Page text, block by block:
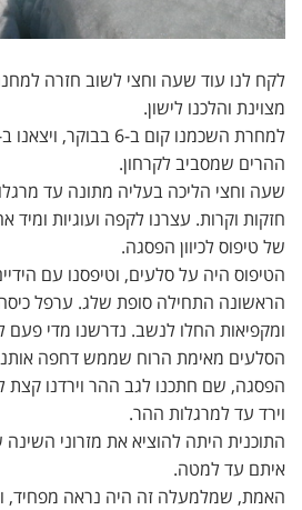
לקח לנו עוד שעה וחצי לשוב חזרה
מצוינת והלכנו לישון.
ההרים שמסביב לקרחון.
שעה וחצי הליכה בעליה מתונה עד
חזקות וקרות. עצרנו לקפה ועוגיות ומיד
של טיפוס לכיוון הפסגה.
הטיפוס היה על סלעים, וטיפסנו עם
הראשונה התחילה סופת שלג. ערפל
ומקפיאות החלו לנשב. נדרשנו מדי פעם
הסלעים מאימת הרוח שממש דחפה
הפסגה, שם חתכנו לגב ההר וירדנו קצת
וירד עד למרגלות ההר.
התוכנית היתה להוציא את מזרוני השינה
איתם עד למטה.
האמת, שמלמעלה זה היה נראה מפחיד,